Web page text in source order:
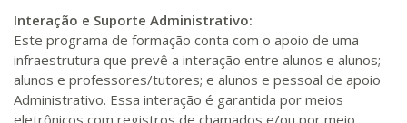
Interação e Suporte Administrativo:
Este programa de formação conta com o apoio de uma
infraestrutura que prevê a interação entre alunos e alunos;
alunos e professores/tutores; e alunos e pessoal de apoio
Administrativo. Essa interação é garantida por meios
eletrônicos com registros de chamados e/ou por meio